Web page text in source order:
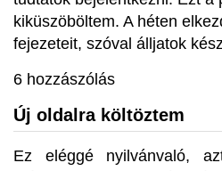
kiküszöböltem. A héten
fejezeteit, szóval álljatok
6 hozzászólás
Új oldalra költöztem
Ez eléggé nyilvánvaló,